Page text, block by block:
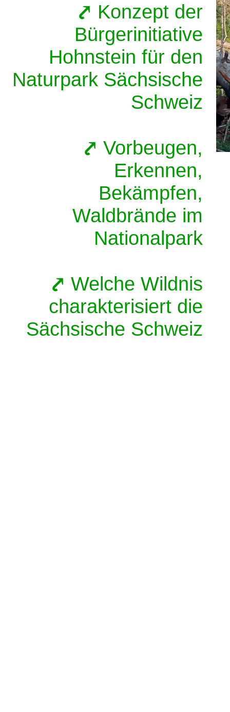
Konzept der
Bürgerinitiative
Hohnstein für den
Naturpark Sächsische
Schweiz
Vorbeugen,
Erkennen,
Bekämpfen,
Waldbrände im
Nationalpark
Welche Wildnis
charakterisiert die
Sächsische Schweiz